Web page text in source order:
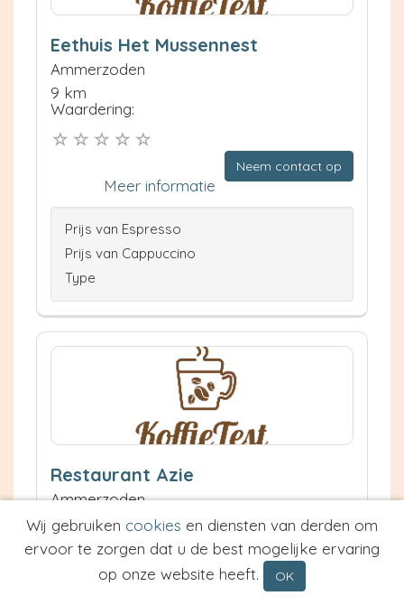
Eethuis Het Mussennest
Ammerzoden
9 km
Waardering:
Neem contact op
Meer informatie
Prijs van Espresso
Prijs van Cappuccino
Type
Restaurant Azie
Ammerzoden
9 km
Waardering:
Neem contact op
Wij gebruiken cookies en diensten van derden om
ervoor te zorgen dat u de best mogelijke ervaring
op onze website heeft.
OK